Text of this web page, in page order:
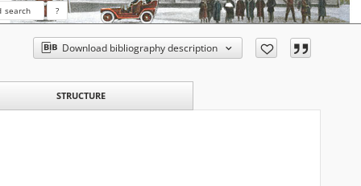
search ?
Download bibliography description
STRUCTURE